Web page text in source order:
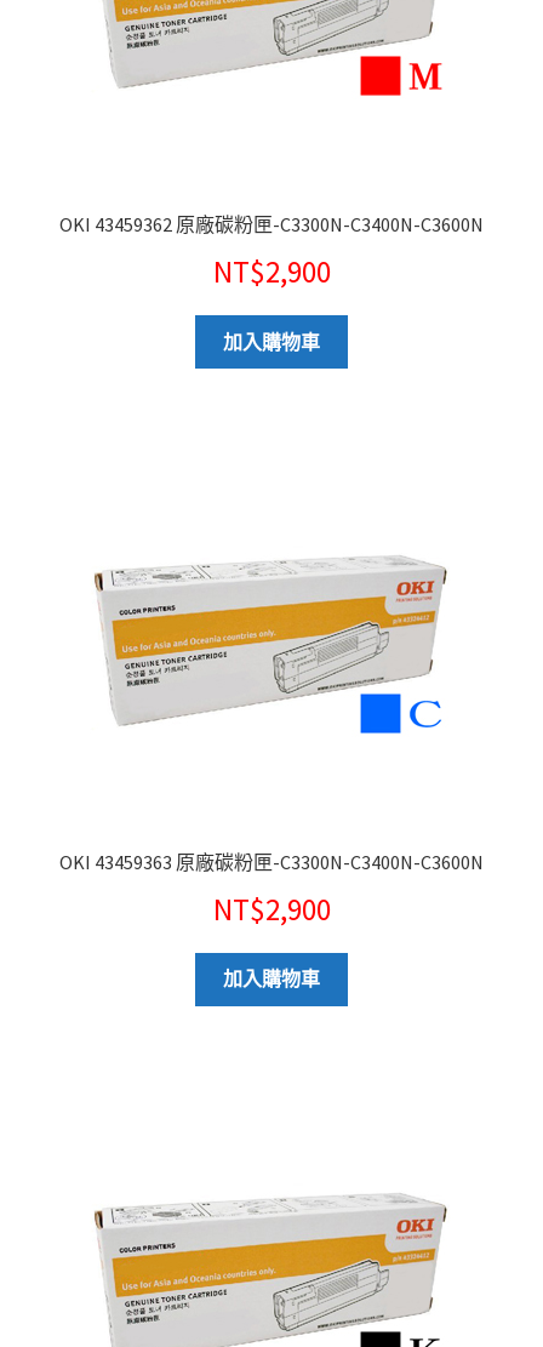
OKI 43459362 原廠碳粉匣-C3300N-C3400N-C3600N
NT$2,900
加入購物車
OKI 43459363 原廠碳粉匣-C3300N-C3400N-C3600N
NT$2,900
加入購物車